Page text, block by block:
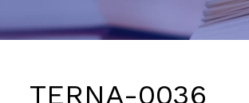
TERNA-0036